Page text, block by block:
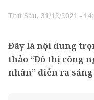
Thứ Sáu, 31/12/2021 -
Đây là nội dung
thảo “Đô thị công
nhân” diễn ra